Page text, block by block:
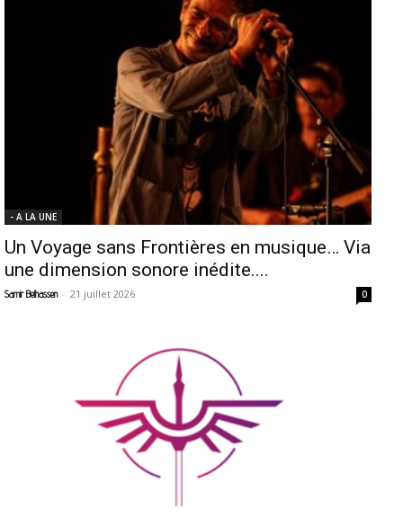
- A LA UNE
Un Voyage sans Frontières en musique… Via
une dimension sonore inédite....
Samir Belhassen - 21 juillet 2026 0